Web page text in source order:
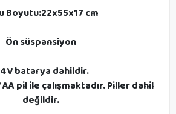
Boyutu:22x55x17 cm
Ön süspansiyon
batarya dahildir.
pil ile çalışmaktadır. Piller dahil
değildir.